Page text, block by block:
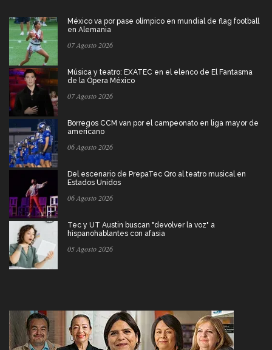
México va por pase olímpico en mundial de flag football
en Alemania
07 Agosto 2026
Música y teatro: EXATEC en el elenco de El Fantasma
de la Ópera México
07 Agosto 2026
Borregos CCM van por el campeonato en liga mayor de
americano
06 Agosto 2026
Del escenario de PrepaTec Qro al teatro musical en
Estados Unidos
06 Agosto 2026
Tec y UT Austin buscan "devolver la voz" a
hispanohablantes con afasia
05 Agosto 2026